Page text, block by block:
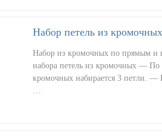
Набор петель из кромочных
Набор из кромочных по прямым и
набора петель из кромочных —
кромочных набирается 3 петли. —
…